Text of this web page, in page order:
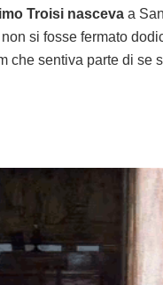
Troisi nasceva a
si fosse fermato
che sentiva parte di se